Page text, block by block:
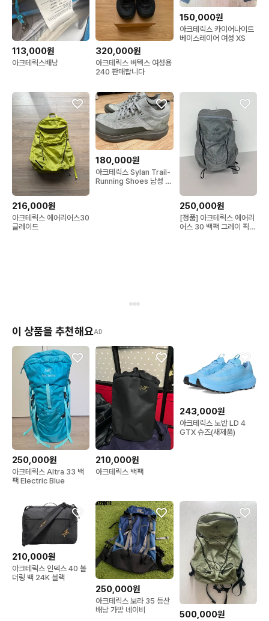
113,000원
아크테릭스배낭
320,000원
아크테릭스 버텍스 여성용
240 판매합니다
150,000원
아크테릭스 카이어나이트
베이스레이어 여성 XS
216,000원
아크테릭스 에어리어스30
글레이드
180,000원
아크테릭스 Sylan Trail-
Running Shoes 남성 하
250,000원
[정품] 아크테릭스 에어리
어스 30 백팩 그레이 픽셀
이 상품을 추천해요AD
250,000원
아크테릭스 Altra 33 백
팩 Electric Blue
210,000원
아크테릭스 백팩
243,000원
아크테릭스 노반 LD 4
GTX 슈즈(새제품)
210,000원
아크테릭스 인덱스 40 볼
더링 백 24K 블랙
250,000원
아크테릭스 보라 35 등산
배낭 가방 네이비
500,000원